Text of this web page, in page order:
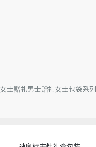
女士赠礼男士赠礼女士包袋系列